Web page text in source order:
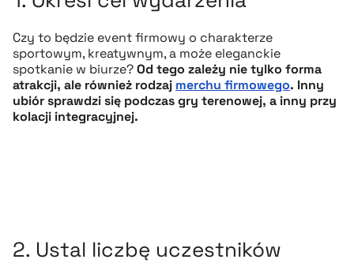
Czy to będzie event firmowy o charakterze
sportowym, kreatywnym, a może eleganckie
spotkanie w biurze?Od tego zależy nie tylko forma
atrakcji, ale również rodzaj merchu firmowego. Inny
ubiór sprawdzi się podczas gry terenowej, a inny przy
kolacji integracyjnej.
2. Ustal liczbę uczestników